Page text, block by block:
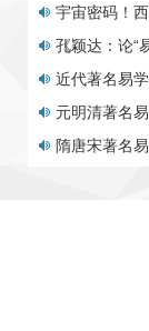
近代著名易
元明清著名
隋唐宋著名易
三国、两晋
秦汉时期的著